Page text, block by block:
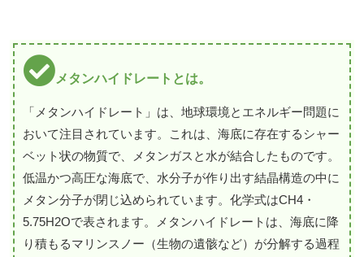
メタンハイドレートとは。
「メタンハイドレート」は、地球環境とエネルギー問題に
おいて注目されています。これは、海底に存在するシャー
ベット状の物質で、メタンガスと水が結合したものです。
低温かつ高圧な海底で、水分子が作り出す結晶構造の中に
メタン分子が閉じ込められています。化学式はCH4・
5.75H2Oで表されます。メタンハイドレートは、海底に降
り積もるマリンスノー（生物の遺骸など）が分解する過程